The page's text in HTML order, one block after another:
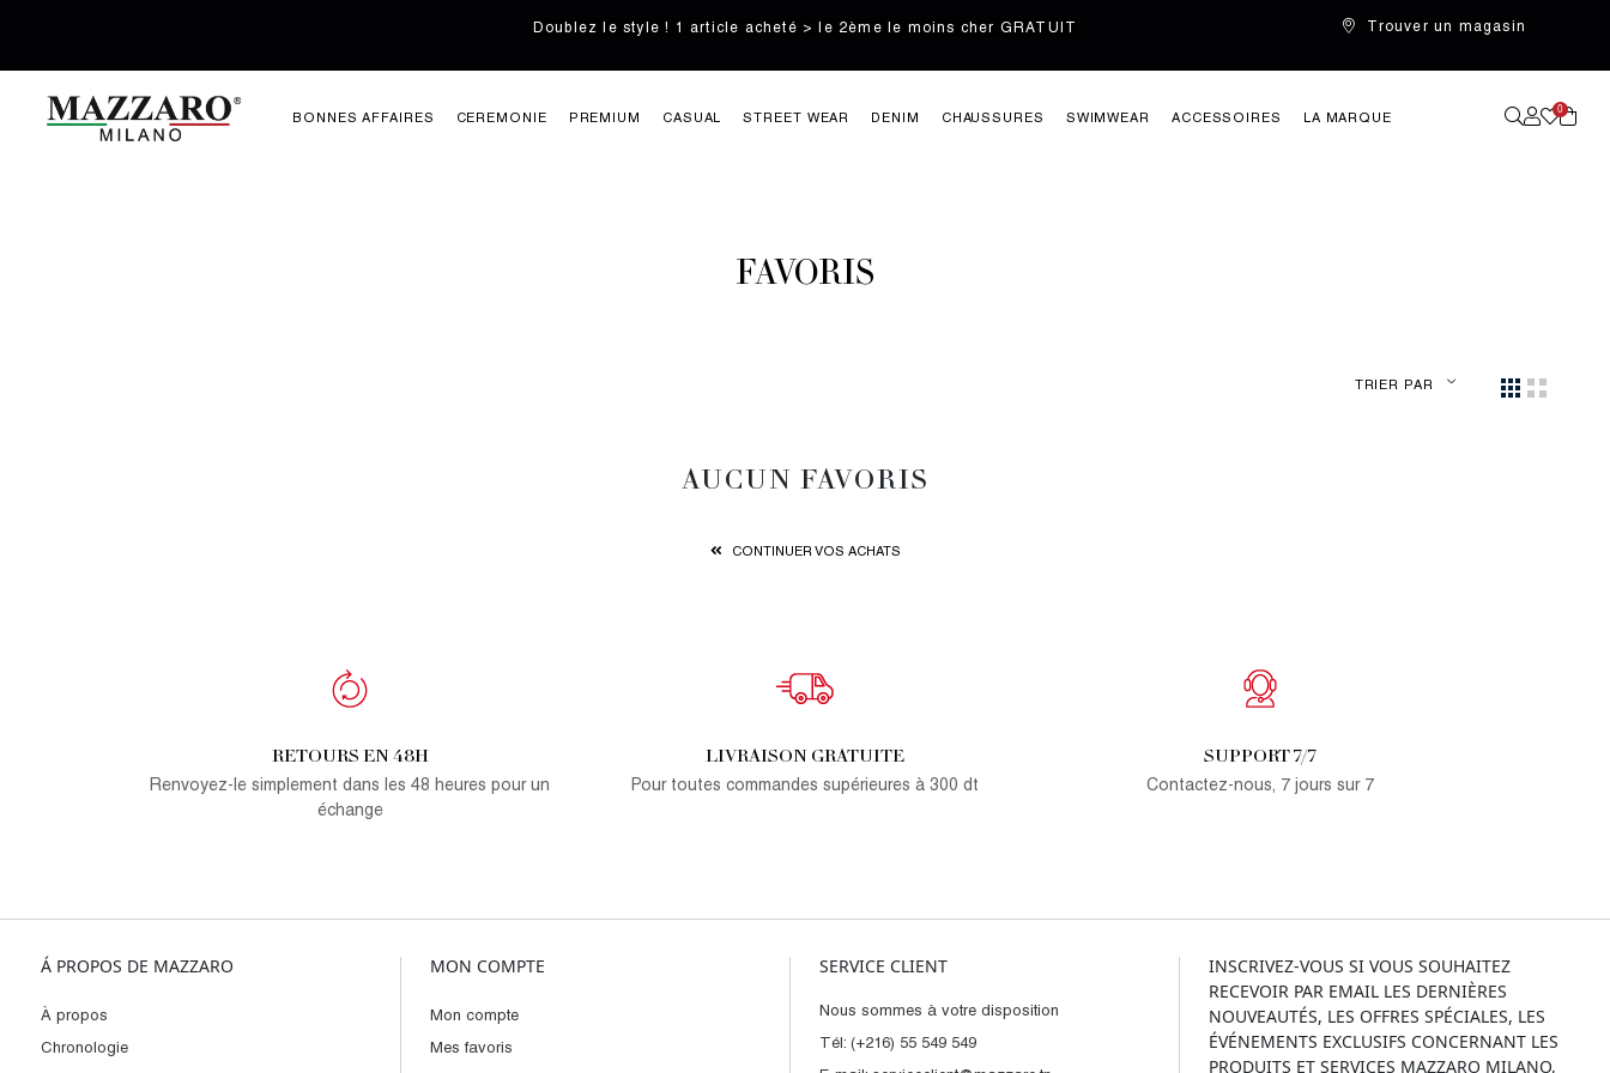
Doublez le style ! 1 article acheté > le 2ème le moins cher GRATUIT Trouver un magasin
BONNES AFFAIRES CEREMONIE PREMIUM CASUAL STREET WEAR DENIM CHAUSSURES SWIMWEAR ACCESSOIRES LA MARQUE
0
FAVORIS
TRIER PAR
AUCUN FAVORIS
CONTINUER VOS ACHATS
RETOURS EN 48H
Renvoyez-le simplement dans les 48 heures pour un
échange
LIVRAISON GRATUITE
Pour toutes commandes supérieures à 300 dt
SUPPORT 7/7
Contactez-nous, 7 jours sur 7
Á PROPOS DE MAZZARO
À propos
Chronologie
MON COMPTE
Mon compte
Mes favoris
SERVICE CLIENT
Nous sommes à votre disposition
Tél: (+216) 55 549 549
INSCRIVEZ-VOUS SI VOUS SOUHAITEZ
RECEVOIR PAR EMAIL LES DERNIÈRES
NOUVEAUTÉS, LES OFFRES SPÉCIALES, LES
ÉVÉNEMENTS EXCLUSIFS CONCERNANT LES
PRODUITS ET SERVICES MAZZARO MILANO,